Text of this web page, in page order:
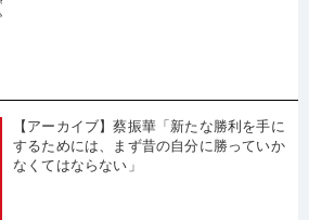
【アーカイブ】蔡振華「新たな勝利を手に
するためには、まず昔の自分に勝っていか
なくてはならない」